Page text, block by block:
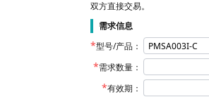
双方直接交易。
需求信息
型号/产品：
需求数量：
有效期：